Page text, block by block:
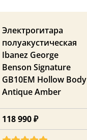
Электрогитара
полуакустическая
Ibanez George
Benson Signature
GB10EM Hollow Body
Antique Amber
118 990 ₽